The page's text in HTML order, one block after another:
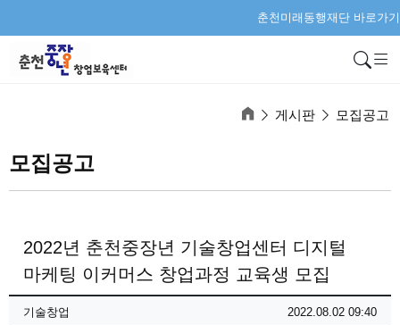
춘천미래동행재단 바로가기
검
게시판 모집공고
모집공고
2022년 춘천중장년 기술창업센터 디지털
마케팅 이커머스 창업과정 교육생 모집
페이지 정보
작성자
기술창업 작성일
2022.08.02 09:40